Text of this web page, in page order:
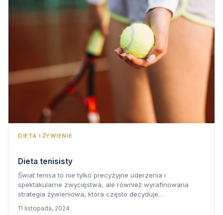
DIETA I ŻYWIENIE
Dieta tenisisty
Świat tenisa to nie tylko precyzyjne uderzenia i
spektakularne zwycięstwa, ale również wyrafinowana
strategia żywieniowa, która często decyduje…
11 listopada, 2024